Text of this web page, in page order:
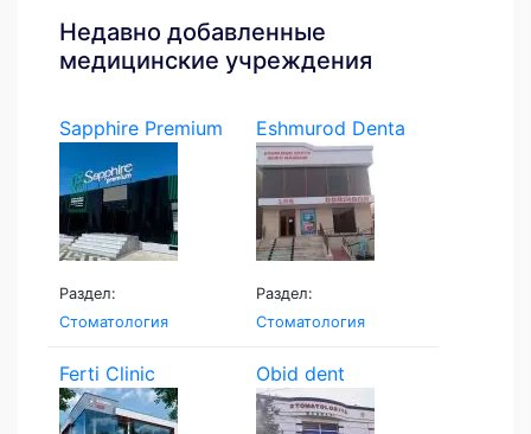
Недавно добавленные
медицинские учреждения
Sapphire Premium
Раздел:
Стоматология
Eshmurod Denta
Раздел:
Стоматология
Ferti Clinic Obid dent